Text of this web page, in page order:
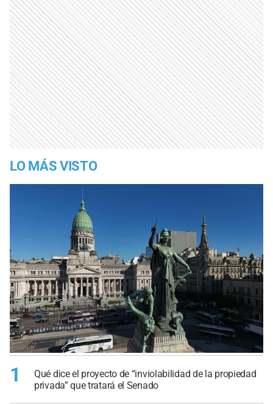
LO MÁS VISTO
1
Qué dice el proyecto de “inviolabilidad de la propiedad
privada” que tratará el Senado